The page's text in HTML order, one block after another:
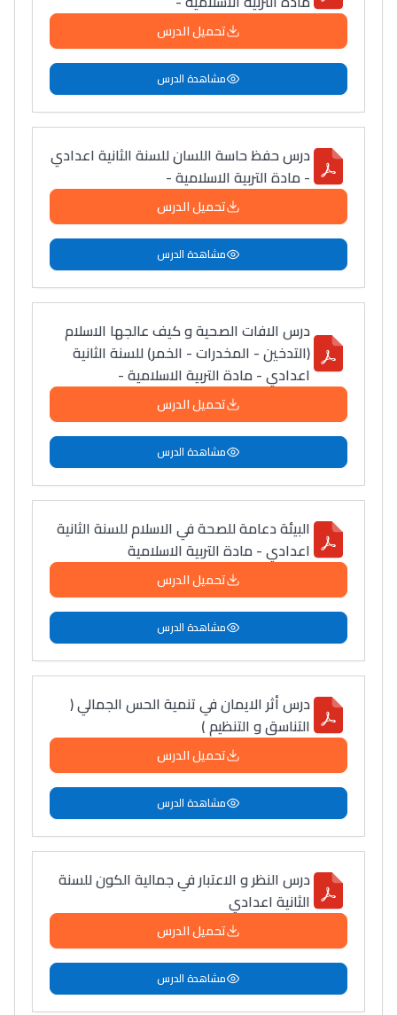
تحميل الدرس
مشاهدة الدرس
درس حفظ حاسة اللسان للسنة الثانية اعدادي
- مادة التربية الاسلامية -
تحميل الدرس
مشاهدة الدرس
درس الافات الصحية و كيف عالجها الاسلام
(التدخين - المخدرات - الخمر) للسنة الثانية
اعدادي - مادة التربية الاسلامية -
تحميل الدرس
مشاهدة الدرس
البيئة دعامة للصحة في الاسلام للسنة الثانية
اعدادي - مادة التربية الاسلامية
تحميل الدرس
مشاهدة الدرس
درس أثر الايمان في تنمية الحس الجمالي (
التناسق و التنظيم )
تحميل الدرس
مشاهدة الدرس
درس النظر و الاعتبار في جمالية الكون للسنة
الثانية اعدادي
تحميل الدرس
مشاهدة الدرس